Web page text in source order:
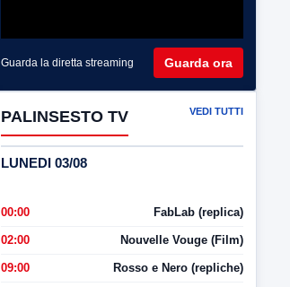
Guarda la diretta streaming Guarda ora
PALINSESTO TV VEDI TUTTI
LUNEDI 03/08
00:00 FabLab (replica)
02:00 Nouvelle Vouge (Film)
09:00 Rosso e Nero (repliche)